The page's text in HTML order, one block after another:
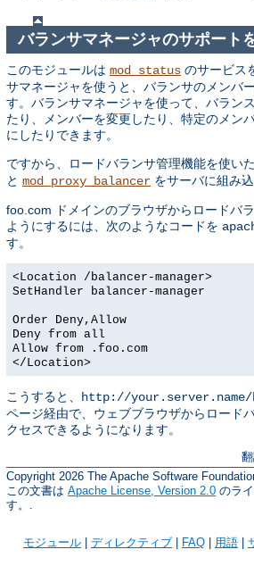
バランサマネージャのサポート
このモジュールは mod_status のサービス
サマネージャを使うと、バランサのメンバ
す。バランサマネージャを使って、バラン
たり、メンバーを変更したり、特定のメン
にしたりできます。
ですから、ロードバランサ管理機能を使い
と mod_proxy_balancer をサーバに組み
foo.com ドメインのブラウザからロードバ
ようにするには、次のようなコードを
す。
<Location /balancer-manager>
SetHandler balancer-manager
Order Deny,Allow
Deny from all
Allow from .foo.com
</Location>
こうすると、 http://your.server.name/
ページ経由で、ウェブブラウザからロード
クセスできるようになります。
Copyright 2026 The Apache Software
この文書は Apache License, Version 2.0 のラ
す。.
モジュール ディレクティブ FAQ 用語